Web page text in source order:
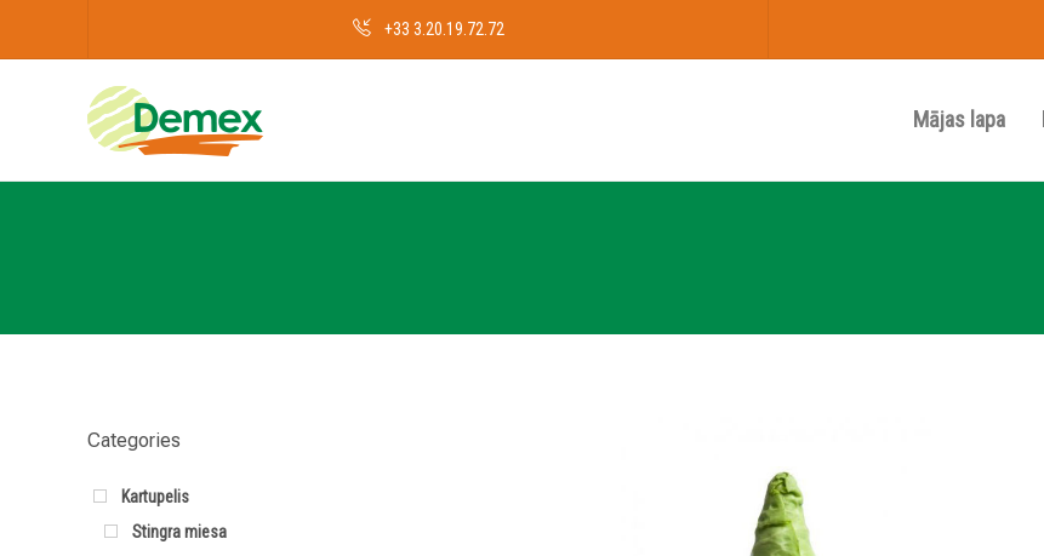
+33 3.20.19.72.72
Mājas lapa
Categories
Kartupelis
Stingra miesa